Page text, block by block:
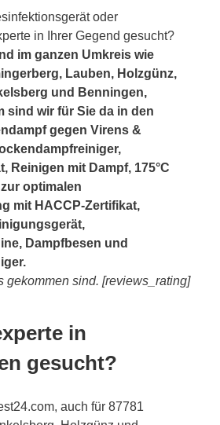
oder
in Ihrer Gegend gesucht?
im ganzen Umkreis wie
Lauben, Holzgünz,
und Benningen,
sind wir für Sie da in den
gegen Virens &
Reinigen mit Dampf, 175°C
optimalen
mit HACCP-Zertifikat,
Dampfbesen und
gekommen sind. [reviews_rating]
in
gesucht?
auch für 87781